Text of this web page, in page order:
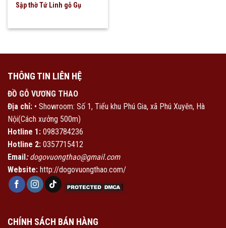
Sập thờ Tứ Linh gỗ Gụ
THÔNG TIN LIÊN HỆ
ĐỒ GỖ VƯƠNG THAO
Địa chỉ: • Showroom: Số 1, Tiểu khu Phú Gia, xã Phú Xuyên, Hà
Nội(Cách xưởng 500m)
Hotline 1: 0983784236
Hotline 2: 0357715412
Email:dogovuongthao@gmail.com
Website: http://dogovuongthao.com/
CHÍNH SÁCH BÁN HÀNG